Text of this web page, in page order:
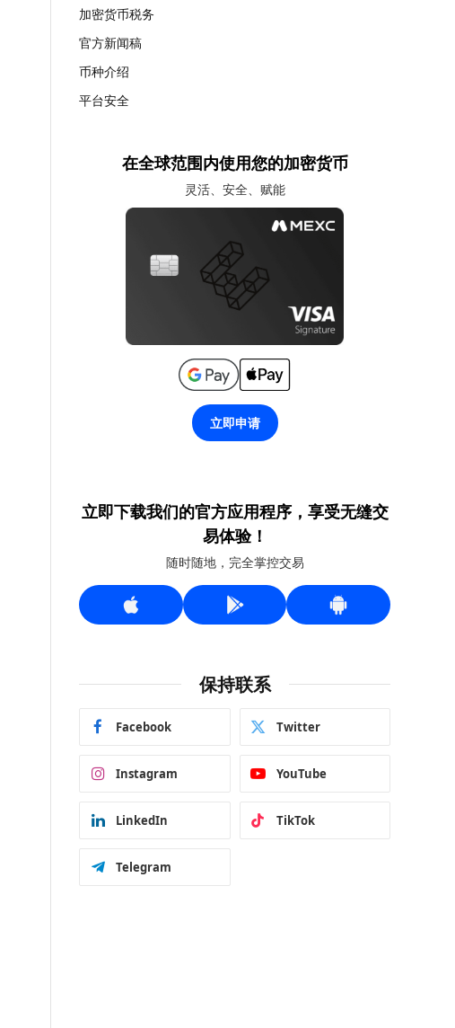
加密货币税务
官方新闻稿
币种介绍
平台安全
在全球范围内使用您的加密货币
灵活、安全、赋能
立即申请
立即下载我们的官方应用程序，享受无缝交
易体验！
随时随地，完全掌控交易
保持联系
Facebook Twitter
Instagram YouTube
LinkedIn TikTok
Telegram